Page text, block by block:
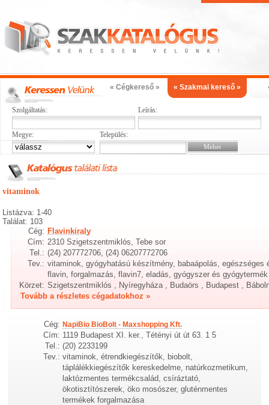
« Cégkereső » « Szakmai kereső »
Szolgáltatás: Leírás:
Megye: Település:
vitaminok
Listázva: 1-40
Találat: 103
Cég: Flavinkiraly
Cím: 2310 Szigetszentmiklós, Tebe sor
Tel.: (24) 207772706, (24) 06207772706
Tev.: vitaminok, gyógyhatású készítmény, babaápolás, egészséges
flavin, forgalmazás, flavin7, eladás, gyógyszer és
Körzet: Szigetszentmiklós , Nyíregyháza , Budaörs , Budapest ,
Tovább a részletes cégadatokhoz »
Cég: NapiBio BioBolt - Maxshopping Kft.
Cím: 1119 Budapest XI. ker., Tétényi út út 63. 1 5
Tel.: (20) 2233199
Tev.: vitaminok, étrendkiegészítők, biobolt,
táplálékkiegészítők kereskedelme, natúrkozmetikum,
laktózmentes termékcsalád, csíráztató,
ökotisztítószerek, öko mosószer, gluténmentes
termékek forgalmazása